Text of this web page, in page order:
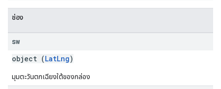
ช่อง
sw
object (LatLng)
มุมตะวันตกเฉียงใต้ของกล่อง